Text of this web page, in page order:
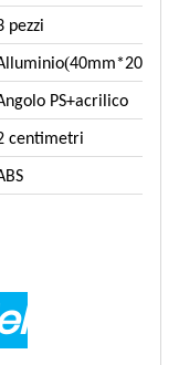
pezzi
(40mm*20mm
PS+acrilico
centimetri